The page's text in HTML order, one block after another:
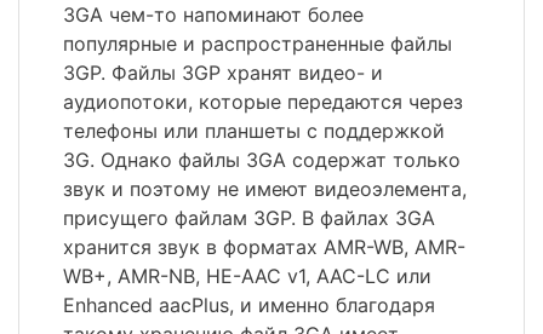
3GA чем-то напоминают более
популярные и распространенные файлы
3GP. Файлы 3GP хранят видео- и
аудиопотоки, которые передаются через
телефоны или планшеты с поддержкой
3G. Однако файлы 3GA содержат только
звук и поэтому не имеют видеоэлемента,
присущего файлам 3GP. В файлах 3GA
хранится звук в форматах AMR-WB, AMR-
WB+, AMR-NB, HE-AAC v1, AAC-LC или
Enhanced aacPlus, и именно благодаря